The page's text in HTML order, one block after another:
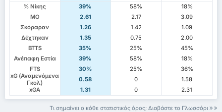
% Νίκης
39% 58%
18%
ΜΟ
2.61 2.17
3.09
Σκόραραν
1.26 1.42
1.09
Δέχτηκαν
1.35 0.75
2.00
BTTS
35% 25%
45%
Ανέπαφη Εστία
39% 58%
18%
FTS
30% 25%
36%
xG (Αναμενόμενα
Γκολ)
0.58 0
1.58
xGA
1.31 0 2.31
Τι σημαίνει ο κάθε στατιστικός όρος; Διαβάστε το Γλωσσάρι